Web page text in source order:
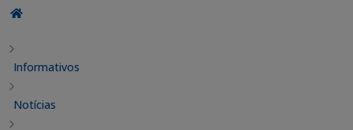
Informativos
Notícias